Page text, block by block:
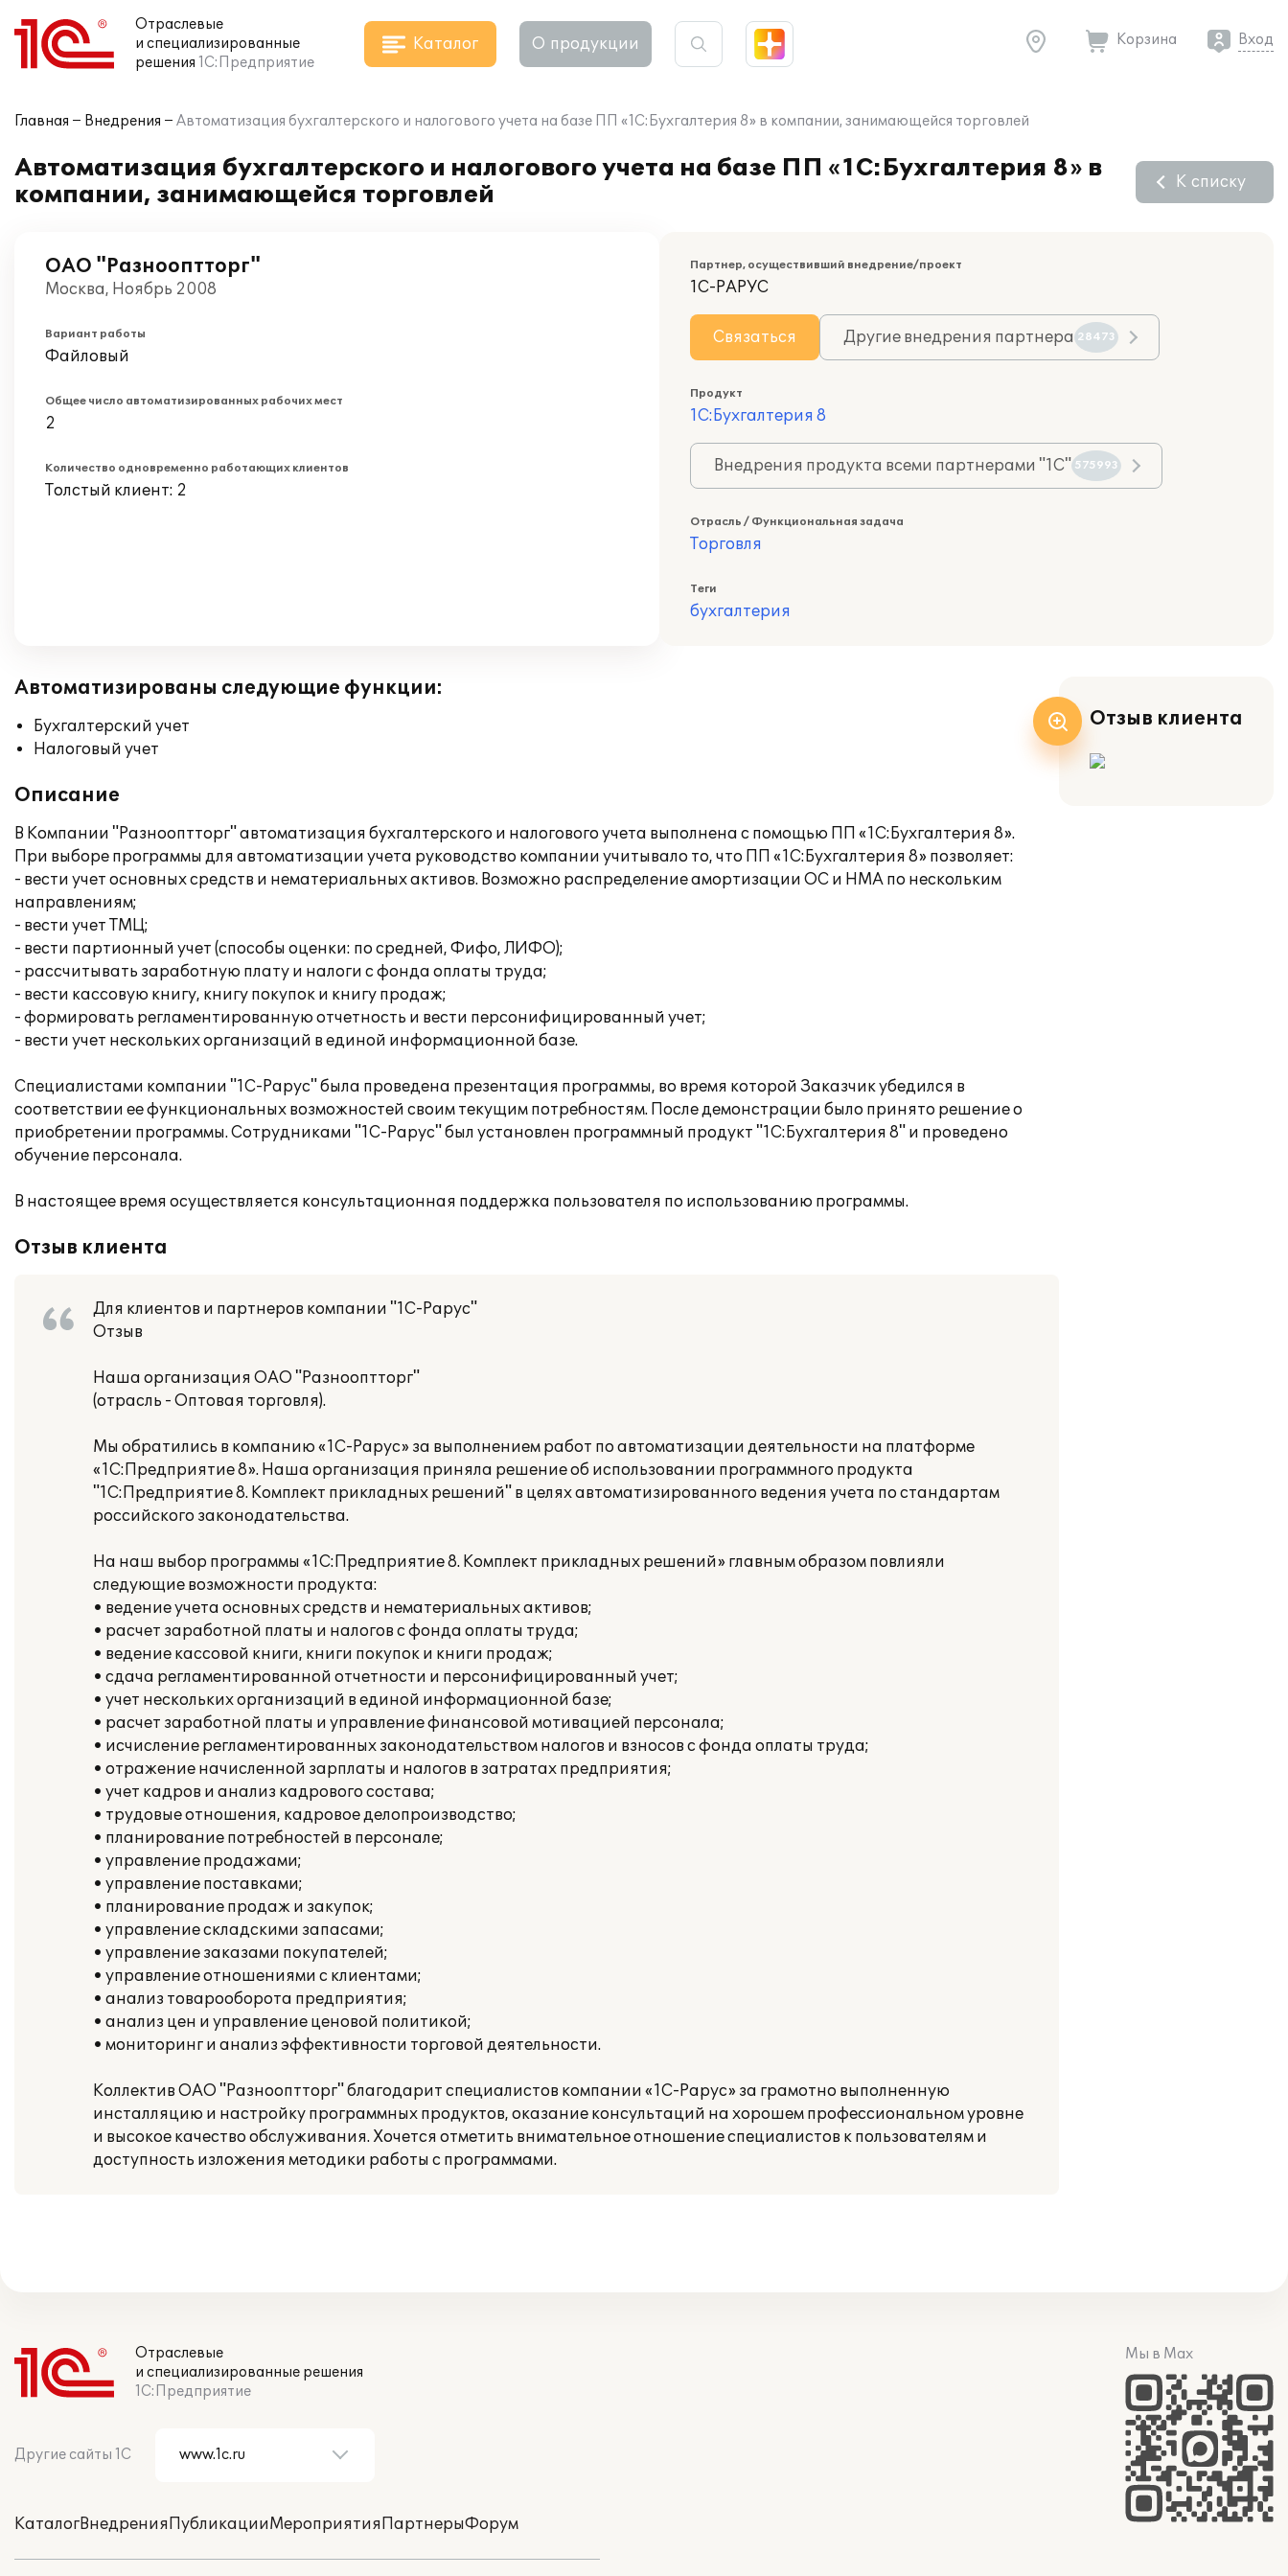
Отраслевые
и специализированные
решения 1С:Предприятие
Каталог О продукции Корзина Вход
Главная Внедрения Автоматизация бухгалтерского и налогового учета на базе ПП «1С:Бухгалтерия 8» в компании, занимающейся торговлей
Автоматизация бухгалтерского и налогового учета на базе ПП «1С:Бухгалтерия 8» в
компании, занимающейся торговлей
К списку
ОАО "Разнооптторг"
Москва, Ноябрь 2008
Вариант работы
Файловый
Общее число автоматизированных рабочих мест
2
Количество одновременно работающих клиентов
Толстый клиент: 2
Партнер, осуществивший внедрение/проект
1С-РАРУС
Связаться Другие внедрения партнера 28473
Продукт
1С:Бухгалтерия 8
Внедрения продукта всеми партнерами "1С" 575993
Отрасль / Функциональная задача
Торговля
Теги
бухгалтерия
Автоматизированы следующие функции:
Бухгалтерский учет
Налоговый учет
Описание
В Компании "Разнооптторг" автоматизация бухгалтерского и налогового учета выполнена с помощью ПП «1С:Бухгалтерия 8».
При выборе программы для автоматизации учета руководство компании учитывало то, что ПП «1С:Бухгалтерия 8» позволяет:
- вести учет основных средств и нематериальных активов. Возможно распределение амортизации ОС и НМА по нескольким
направлениям;
- вести учет ТМЦ;
- вести партионный учет (способы оценки: по средней, Фифо, ЛИФО);
- рассчитывать заработную плату и налоги с фонда оплаты труда;
- вести кассовую книгу, книгу покупок и книгу продаж;
- формировать регламентированную отчетность и вести персонифицированный учет;
- вести учет нескольких организаций в единой информационной базе.
Специалистами компании "1С-Рарус" была проведена презентация программы, во время которой Заказчик убедился в
соответствии ее функциональных возможностей своим текущим потребностям. После демонстрации было принято решение о
приобретении программы. Сотрудниками "1С-Рарус" был установлен программный продукт "1С:Бухгалтерия 8" и проведено
обучение персонала.
В настоящее время осуществляется консультационная поддержка пользователя по использованию программы.
Отзыв клиента
Для клиентов и партнеров компании "1С-Рарус"
Отзыв
Наша организация ОАО "Разнооптторг"
(отрасль - Оптовая торговля).
Мы обратились в компанию «1С-Рарус» за выполнением работ по автоматизации деятельности на платформе
«1С:Предприятие 8». Наша организация приняла решение об использовании программного продукта
"1С:Предприятие 8. Комплект прикладных решений" в целях автоматизированного ведения учета по стандартам
российского законодательства.
На наш выбор программы «1С:Предприятие 8. Комплект прикладных решений» главным образом повлияли
следующие возможности продукта:
• ведение учета основных средств и нематериальных активов;
• расчет заработной платы и налогов с фонда оплаты труда;
• ведение кассовой книги, книги покупок и книги продаж;
• сдача регламентированной отчетности и персонифицированный учет;
• учет нескольких организаций в единой информационной базе;
• расчет заработной платы и управление финансовой мотивацией персонала;
• исчисление регламентированных законодательством налогов и взносов с фонда оплаты труда;
• отражение начисленной зарплаты и налогов в затратах предприятия;
• учет кадров и анализ кадрового состава;
• трудовые отношения, кадровое делопроизводство;
• планирование потребностей в персонале;
• управление продажами;
• управление поставками;
• планирование продаж и закупок;
• управление складскими запасами;
• управление заказами покупателей;
• управление отношениями с клиентами;
• анализ товарооборота предприятия;
• анализ цен и управление ценовой политикой;
• мониторинг и анализ эффективности торговой деятельности.
Коллектив ОАО "Разнооптторг" благодарит специалистов компании «1С-Рарус» за грамотно выполненную
инсталляцию и настройку программных продуктов, оказание консультаций на хорошем профессиональном уровне
и высокое качество обслуживания. Хочется отметить внимательное отношение специалистов к пользователям и
доступность изложения методики работы с программами.
Отзыв клиента
Отраслевые
и специализированные решения
1С:Предприятие
Другие сайты 1С
КаталогВнедренияПубликацииМероприятияПартнерыФорум
Мы в Max